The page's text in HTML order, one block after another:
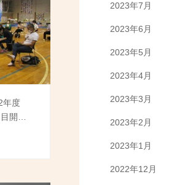
年度
開…
2023年7月
2023年6月
2023年5月
2023年4月
2023年3月
2023年2月
2023年1月
2022年12月